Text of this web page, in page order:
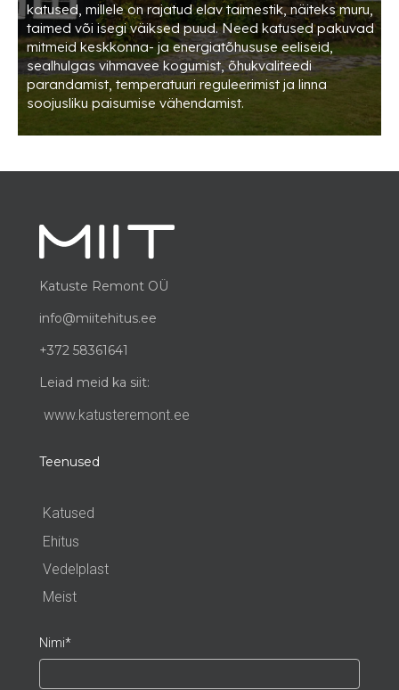
katused, millele on rajatud elav taimestik, näiteks muru,
taimed või isegi väiksed puud. Need katused pakuvad
mitmeid keskkonna- ja energiatõhususe eeliseid,
sealhulgas vihmavee kogumist, õhukvaliteedi
parandamist, temperatuuri reguleerimist ja linna
soojusliku paisumise vähendamist.
Katuste Remont OÜ
info@miitehitus.ee
+372 58361641
Leiad meid ka siit:
www.katusteremont.ee
Teenused
Katused
Ehitus
Vedelplast
Meist
Nimi